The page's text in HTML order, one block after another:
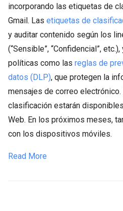
incorporando las etiquetas de
Gmail. Las etiquetas de
y auditar contenido según los
(“Sensible”, “Confidencial”,
políticas como las reglas de
datos (DLP), que protegen la
mensajes de correo
clasificación estarán
Web. En los próximos meses,
con los dispositivos móviles.
Read More